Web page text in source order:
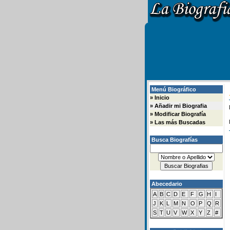
Menú Biográfico
» Inicio
» Añadir mi Biografia
» Modificar Biografía
» Las más Buscadas
Busca Biografías
Abecedario
A B C D E F G H
I
J
K L M N O P Q
R
S T U V W X Y Z #